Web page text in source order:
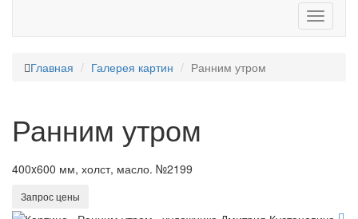
Главная Галерея картин Ранним утром
Ранним утром
400x600 мм, холст, масло. №2199
Запрос цены